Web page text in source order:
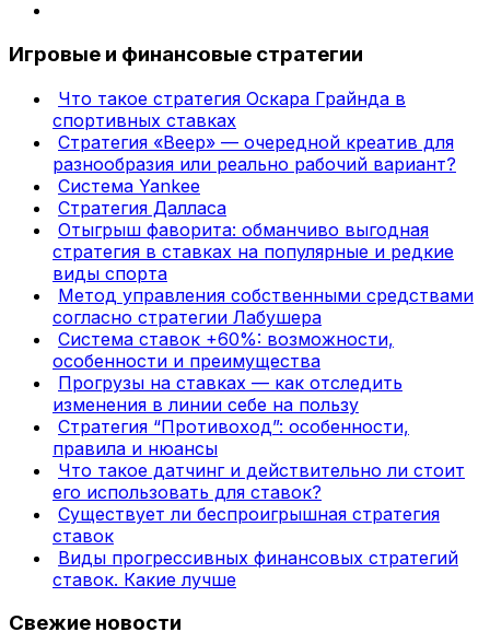
Игровые и финансовые стратегии
Что такое стратегия Оскара Грайнда в
спортивных ставках
Стратегия «Веер» — очередной креатив для
разнообразия или реально рабочий вариант?
Система Yankee
Стратегия Далласа
Отыгрыш фаворита: обманчиво выгодная
стратегия в ставках на популярные и редкие
виды спорта
Метод управления собственными средствами
согласно стратегии Лабушера
Система ставок +60%: возможности,
особенности и преимущества
Прогрузы на ставках — как отследить
изменения в линии себе на пользу
Стратегия “Противоход”: особенности,
правила и нюансы
Что такое датчинг и действительно ли стоит
его использовать для ставок?
Существует ли беспроигрышная стратегия
ставок
Виды прогрессивных финансовых стратегий
ставок. Какие лучше
Свежие новости